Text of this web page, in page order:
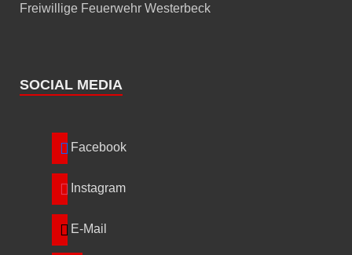
Freiwillige Feuerwehr Westerbeck
SOCIAL MEDIA
Facebook
Instagram
E-Mail